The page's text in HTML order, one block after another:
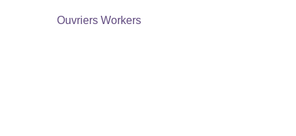
Ouvriers Workers